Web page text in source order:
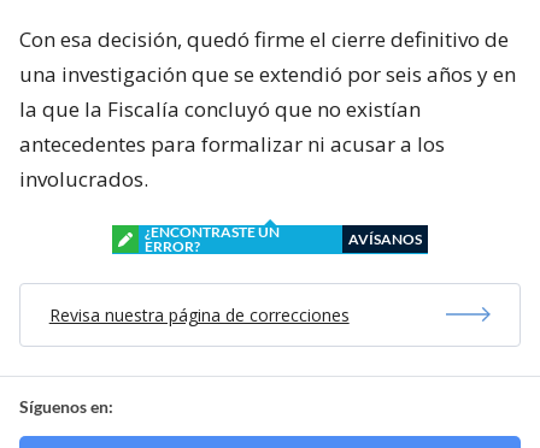
Con esa decisión, quedó firme el cierre definitivo de
una investigación que se extendió por seis años y en
la que la Fiscalía concluyó que no existían
antecedentes para formalizar ni acusar a los
involucrados.
¿ENCONTRASTE UN
ERROR?
AVÍSANOS
Revisa nuestra página de correcciones
Síguenos en: